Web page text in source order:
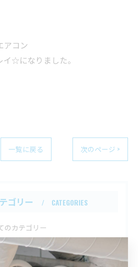
アコン
☆になりました。
一覧に戻る 次のページ >
ゴリー CATEGORIES
のカテゴリー